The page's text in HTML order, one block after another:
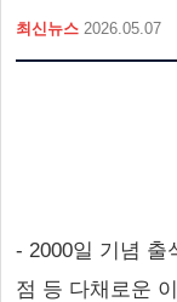
최신뉴스 2026.05.07
- 2000일 기념 출
점 등 다채로운